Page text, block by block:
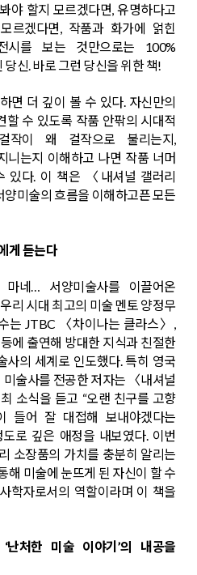
야 할지 모르겠다면, 유명하다고
르겠다면, 작품과 화가에 얽힌
시를 보는 것만으로는 100%
신. 바로 그런 당신을 위한 책!
면 더 깊이 볼 수 있다. 자신만의
할 수 있도록 작품 안팎의 시대적
작이 왜 걸작으로 불리는지,
니는지 이해하고 나면 작품 너머
있다. 이 책은 〈내셔널 갤러리
미술의 흐름을 이해하고픈 모든
게 듣는다
마네… 서양미술사를 이끌어온
리 시대 최고의 미술 멘토 양정무
는 JTBC 〈차이나는 클라스〉,
에 출연해 방대한 지식과 친절한
사의 세계로 인도했다. 특히 영국
술사를 전공한 저자는 〈내셔널
소식을 듣고 “오랜 친구를 고향
들어 잘 대접해 보내야겠다는
로 깊은 애정을 내보였다. 이번
소장품의 가치를 충분히 알리는
해 미술에 눈뜨게 된 자신이 할 수
학자로서의 역할이라며 이 책을
처한 미술 이야기’의 내공을